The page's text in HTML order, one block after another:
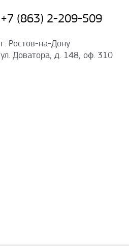
+7 (863) 2-209-509
г. Ростов-на-Дону
ул. Доватора, д. 148, оф. 310